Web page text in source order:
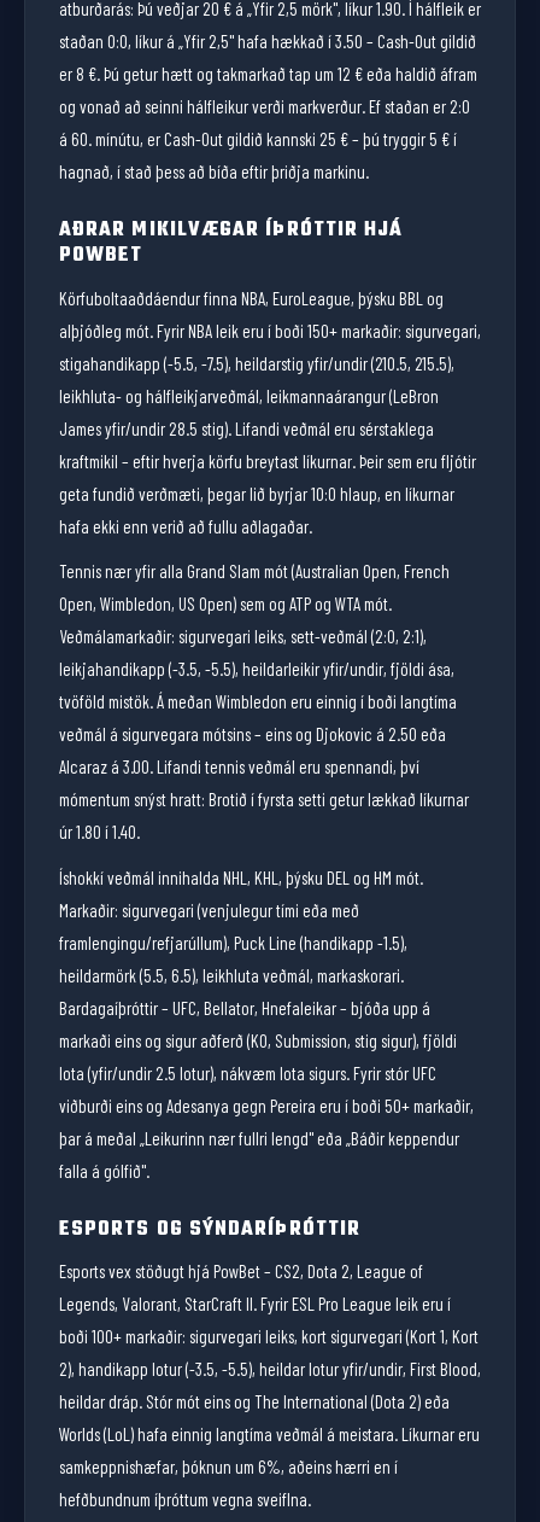
atburðarás: Þú veðjar 20 € á „Yfir 2,5 mörk", líkur 1.90. Í hálfleik er
staðan 0:0, líkur á „Yfir 2,5" hafa hækkað í 3.50 – Cash-Out gildið
er 8 €. Þú getur hætt og takmarkað tap um 12 € eða haldið áfram
og vonað að seinni hálfleikur verði markverður. Ef staðan er 2:0
á 60. mínútu, er Cash-Out gildið kannski 25 € – þú tryggir 5 € í
hagnað, í stað þess að bíða eftir þriðja markinu.
AÐRAR MIKILVÆGAR ÍÞRÓTTIR HJÁ
POWBET
Körfuboltaaðdáendur finna NBA, EuroLeague, þýsku BBL og
alþjóðleg mót. Fyrir NBA leik eru í boði 150+ markaðir: sigurvegari,
stigahandikapp (-5.5, -7.5), heildarstig yfir/undir (210.5, 215.5),
leikhluta- og hálfleikjarveðmál, leikmannaárangur (LeBron
James yfir/undir 28.5 stig). Lifandi veðmál eru sérstaklega
kraftmikil – eftir hverja körfu breytast líkurnar. Þeir sem eru fljótir
geta fundið verðmæti, þegar lið byrjar 10:0 hlaup, en líkurnar
hafa ekki enn verið að fullu aðlagaðar.
Tennis nær yfir alla Grand Slam mót (Australian Open, French
Open, Wimbledon, US Open) sem og ATP og WTA mót.
Veðmálamarkaðir: sigurvegari leiks, sett-veðmál (2:0, 2:1),
leikjahandikapp (-3.5, -5.5), heildarleikir yfir/undir, fjöldi ása,
tvöföld mistök. Á meðan Wimbledon eru einnig í boði langtíma
veðmál á sigurvegara mótsins – eins og Djokovic á 2.50 eða
Alcaraz á 3.00. Lifandi tennis veðmál eru spennandi, því
mómentum snýst hratt: Brotið í fyrsta setti getur lækkað líkurnar
úr 1.80 í 1.40.
Íshokkí veðmál innihalda NHL, KHL, þýsku DEL og HM mót.
Markaðir: sigurvegari (venjulegur tími eða með
framlengingu/refjarúllum), Puck Line (handikapp -1.5),
heildarmörk (5.5, 6.5), leikhluta veðmál, markaskorari.
Bardagaíþróttir – UFC, Bellator, Hnefaleikar – bjóða upp á
markaði eins og sigur aðferð (KO, Submission, stig sigur), fjöldi
lota (yfir/undir 2.5 lotur), nákvæm lota sigurs. Fyrir stór UFC
viðburði eins og Adesanya gegn Pereira eru í boði 50+ markaðir,
þar á meðal „Leikurinn nær fullri lengd" eða „Báðir keppendur
falla á gólfið".
ESPORTS OG SÝNDARÍÞRÓTTIR
Esports vex stöðugt hjá PowBet – CS2, Dota 2, League of
Legends, Valorant, StarCraft II. Fyrir ESL Pro League leik eru í
boði 100+ markaðir: sigurvegari leiks, kort sigurvegari (Kort 1, Kort
2), handikapp lotur (-3.5, -5.5), heildar lotur yfir/undir, First Blood,
heildar dráp. Stór mót eins og The International (Dota 2) eða
Worlds (LoL) hafa einnig langtíma veðmál á meistara. Líkurnar eru
samkeppnishæfar, þóknun um 6%, aðeins hærri en í
hefðbundnum íþróttum vegna sveiflna.